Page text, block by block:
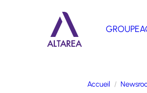
GROUPE
Accueil